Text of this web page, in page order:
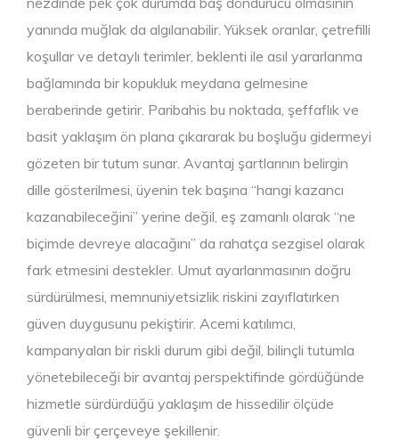
yanında muğlak da algılanabilir. Yüksek oranlar, çetrefilli
koşullar ve detaylı terimler, beklenti ile asıl yararlanma
bağlamında bir kopukluk meydana gelmesine
beraberinde getirir. Paribahis bu noktada, şeffaflık ve
basit yaklaşım ön plana çıkararak bu boşluğu gidermeyi
gözeten bir tutum sunar. Avantaj şartlarının belirgin
dille gösterilmesi, üyenin tek başına “hangi kazancı
kazanabileceğini” yerine değil, eş zamanlı olarak “ne
biçimde devreye alacağını” da rahatça sezgisel olarak
fark etmesini destekler. Umut ayarlanmasının doğru
sürdürülmesi, memnuniyetsizlik riskini zayıflatırken
güven duygusunu pekiştirir. Acemi katılımcı,
kampanyaları bir riskli durum gibi değil, bilinçli tutumla
yönetebileceği bir avantaj perspektifinde gördüğünde
hizmetle sürdürdüğü yaklaşım de hissedilir ölçüde
güvenli bir çerçeveye şekillenir.